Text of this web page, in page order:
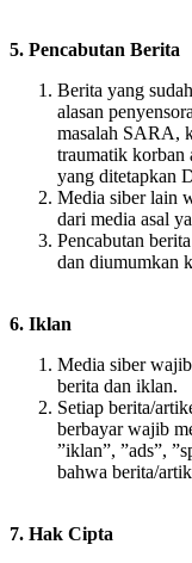
5. Pencabutan Berita
Berita yang
alasan
masalah SARA,
traumatik korban
yang ditetapkan
Media siber lain
dari media asal
Pencabutan
dan diumumkan
6. Iklan
Media siber
berita dan iklan.
Setiap berita/
berbayar wajib
”iklan”, ”ads”,
bahwa berita/
7. Hak Cipta